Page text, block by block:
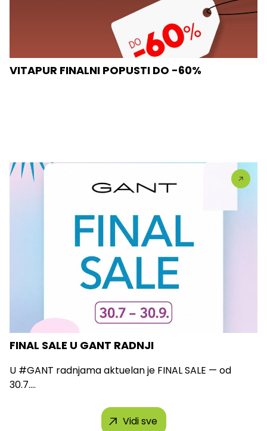
VITAPUR FINALNI POPUSTI DO -60%
FINAL SALE U GANT RADNJI
U #GANT radnjama aktuelan je FINAL SALE — od
30.7....
Vidi sve